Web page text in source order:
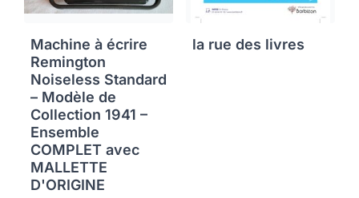
Machine à écrire
Remington
Noiseless Standard
– Modèle de
Collection 1941 –
Ensemble
COMPLET avec
MALLETTE
D'ORIGINE
la rue des livres